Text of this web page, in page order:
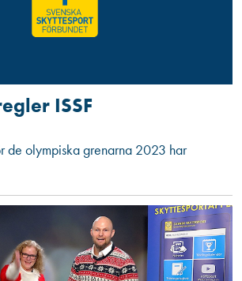
ISSF
de olympiska grenarna 2023 har